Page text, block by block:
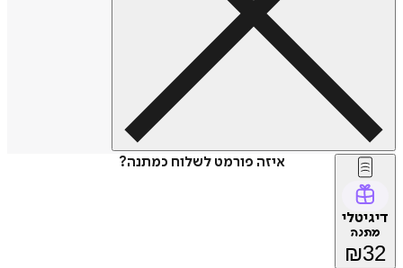
איזה פורמט לשלוח כמתנה?
₪